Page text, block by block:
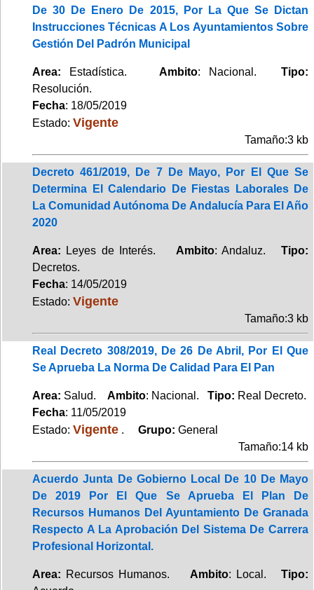
De 30 De Enero De 2015, Por La Que Se Dictan
Instrucciones Técnicas A Los Ayuntamientos Sobre
Gestión Del Padrón Municipal
Area: Estadística.Ambito: Nacional.Tipo:
Resolución.
Fecha: 18/05/2019
Estado: Vigente
Tamaño:3 kb
Decreto 461/2019, De 7 De Mayo, Por El Que Se
Determina El Calendario De Fiestas Laborales De
La Comunidad Autónoma De Andalucía Para El Año
2020
Area: Leyes de Interés. Ambito: Andaluz.Tipo:
Decretos.
Fecha: 14/05/2019
Estado: Vigente
Tamaño:3 kb
Real Decreto 308/2019, De 26 De Abril, Por El Que
Se Aprueba La Norma De Calidad Para El Pan
Area: Salud. Ambito: Nacional. Tipo: Real Decreto.
Fecha: 11/05/2019
Estado: Vigente . Grupo: General
Tamaño:14 kb
Acuerdo Junta De Gobierno Local De 10 De Mayo
De 2019 Por El Que Se Aprueba El Plan De
Recursos Humanos Del Ayuntamiento De Granada
Respecto A La Aprobación Del Sistema De Carrera
Profesional Horizontal.
Area: Recursos Humanos. Ambito: Local.Tipo: